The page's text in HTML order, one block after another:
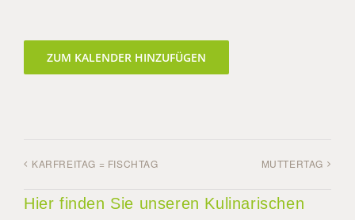
ZUM KALENDER HINZUFÜGEN
KARFREITAG = FISCHTAG MUTTERTAG
Hier finden Sie unseren Kulinarischen